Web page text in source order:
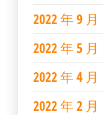
2022 年 9 月
2022 年 5 月
2022 年 4 月
2022 年 2 月